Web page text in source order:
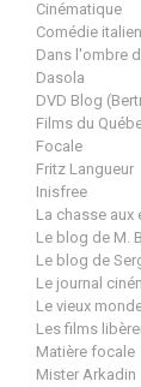
Cinématique
Comédie
Dans l'ombre
Dasola
DVD Blog
Films du
Focale
Fritz Langueur
Inisfree
La chasse aux
Le blog de M.
Le blog de
Le journal
Le vieux
Les films
Matière focale
Mister Arkadin